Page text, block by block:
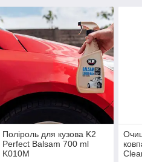
Поліроль для кузова K2
Perfect Balsam 700 ml
K010M